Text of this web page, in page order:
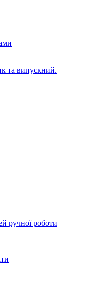
та випускний.
ручної роботи